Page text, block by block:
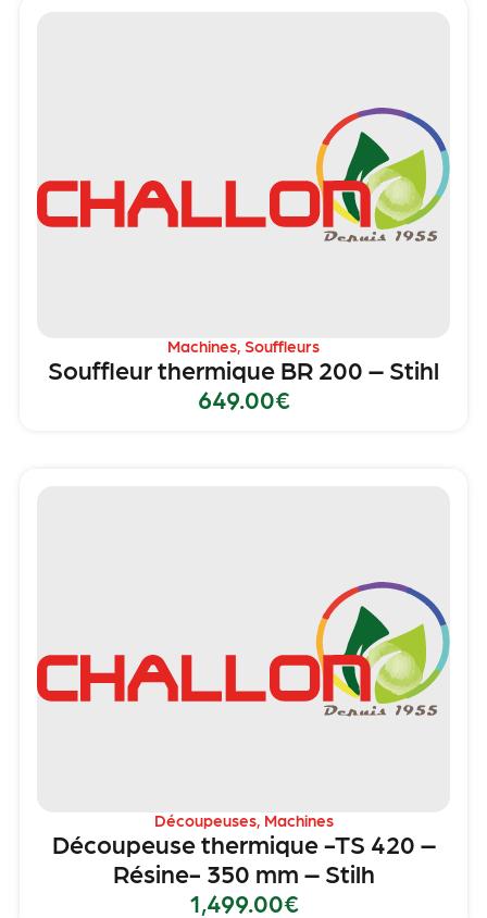
Machines, Souffleurs
Souffleur thermique BR 200 – Stihl
649.00€
Découpeuses, Machines
Découpeuse thermique -TS 420 –
Résine- 350 mm – Stilh
1,499.00€